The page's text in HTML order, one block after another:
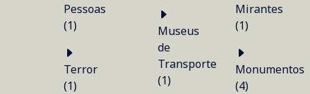
Pessoas
(1)
Terror
(1)
Museus
de
Transporte
(1)
Mirantes
(1)
Monumentos
(4)